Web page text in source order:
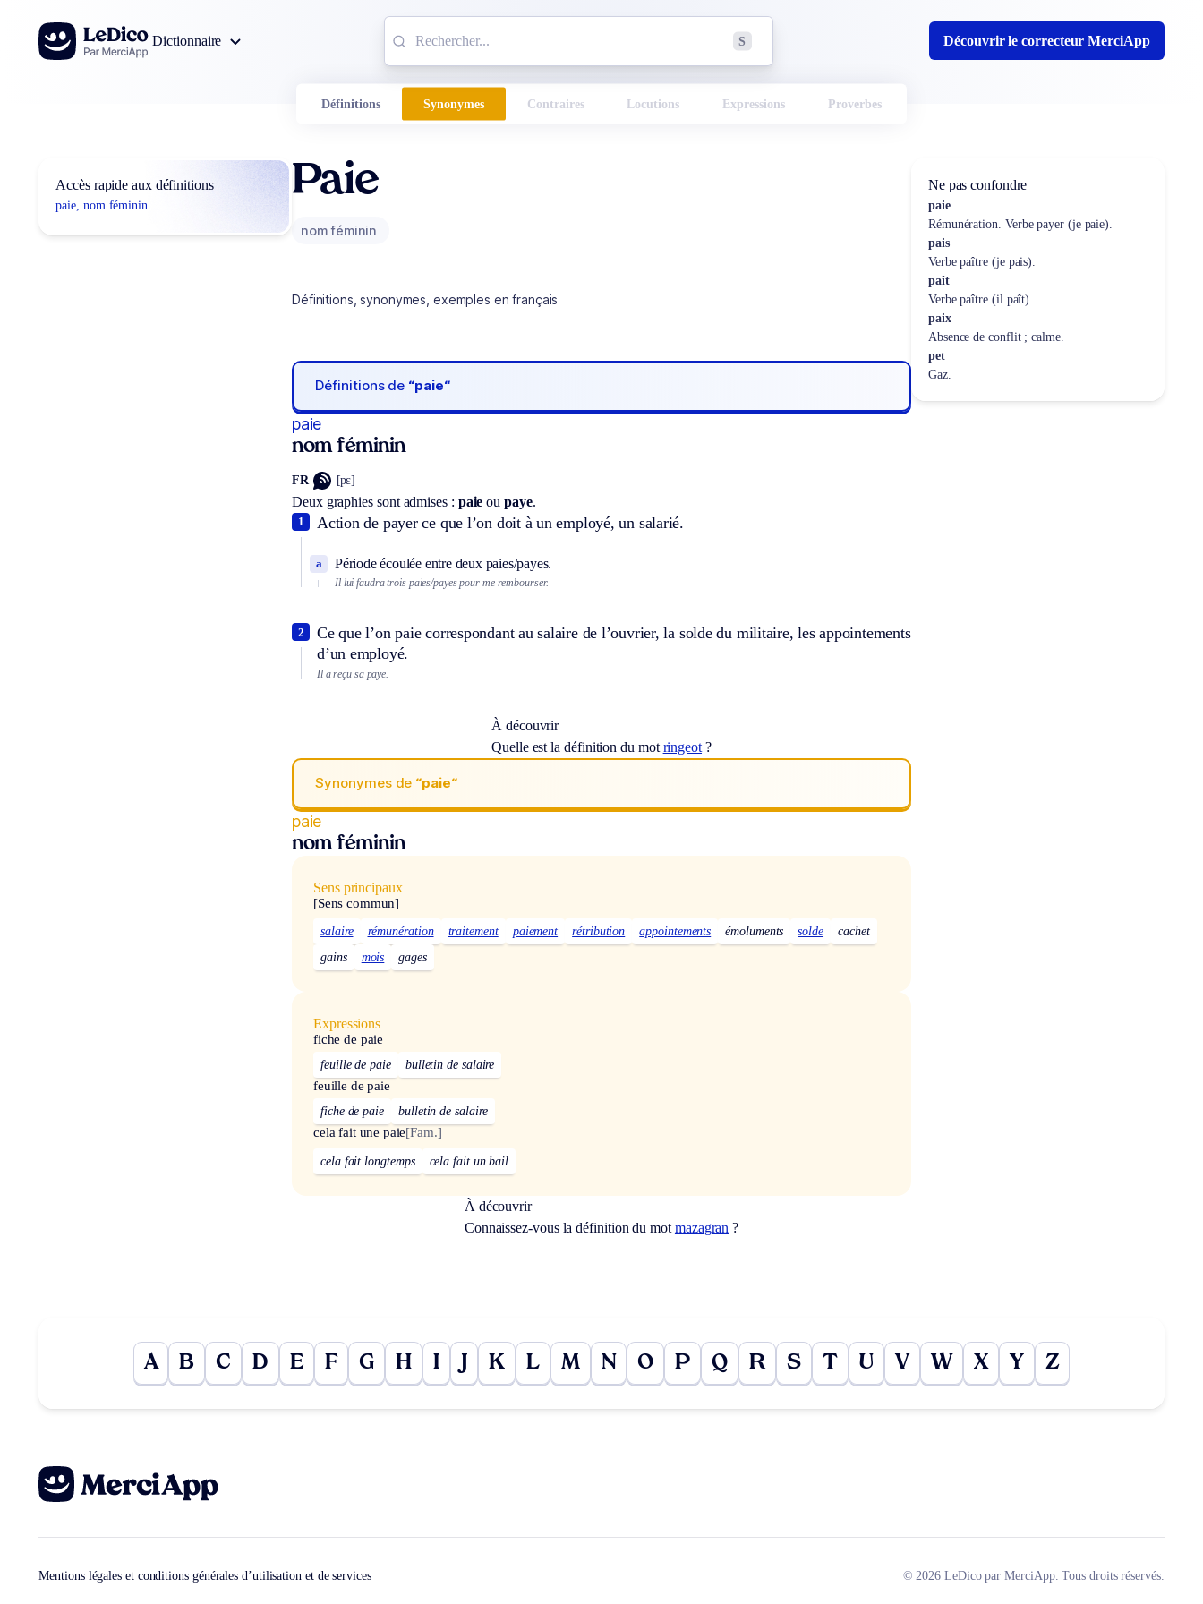
Aller au contenu
Dictionnaire
S Découvrir le correcteur MerciApp
Définitions Synonymes Contraires Locutions Expressions Proverbes
Accès rapide aux définitions
paie, nom féminin
Paie
nom féminin
Définitions, synonymes, exemples en français
Définitions de “paie“
paie
nom féminin
FR [pɛ]
Deux graphies sont admises : paie oupaye.
Action de payer ce que l’on doit à un employé, un salarié.
1
Période écoulée entre deux paies/payes.
a
Il lui faudra trois paies/payes pour me rembourser.
Ce que l’on paie correspondant au salaire de l’ouvrier, la solde du militaire, les appointements
d’un employé.
2
Il a reçu sa paye.
À découvrir
Quelle est la définition du mot ringeot ?
Synonymes de “paie“
paie
nom féminin
Sens principaux
[Sens commun]
salaire rémunération traitement paiement rétribution appointements émoluments solde
cachet
gains
mois gages
Expressions
fiche de paie
feuille de paie bulletin de salaire
feuille de paie
fiche de paie bulletin de salaire
cela fait une paie[Fam.]
cela fait longtemps cela fait un bail
À découvrir
Connaissez-vous la définition du mot mazagran ?
Ne pas confondre
paie
Rémunération. Verbe payer (je paie).
pais
Verbe paître (je pais).
paît
Verbe paître (il paît).
paix
Absence de conflit ; calme.
pet
Gaz.
A B C D E F G H I J K L M N O P Q R S T U V W X Y Z
Mentions légales et conditions générales d’utilisation et de services © 2026 LeDico par MerciApp. Tous droits réservés.